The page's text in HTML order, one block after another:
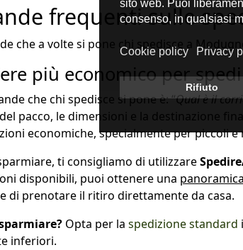
frequenti sulle
che a volte si pone chi spedisce a
più economico per
che chi spedisce si pone è: “Qual è il
pacco, le dimensioni e la destinazione
economiche, specialmente per piccoli e
ti consigliamo di utilizzare
disponibili, puoi ottenere una
di prenotare il ritiro direttamente da casa.
Opta per la spedizione standard
inferiori.